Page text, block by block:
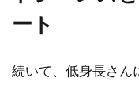
ート
続いて、低身長さん